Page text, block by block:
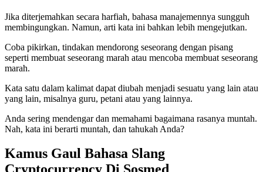
Jika diterjemahkan secara harfiah, bahasa manajemennya sungguh
membingungkan. Namun, arti kata ini bahkan lebih mengejutkan.
Coba pikirkan, tindakan mendorong seseorang dengan pisang
seperti membuat seseorang marah atau mencoba membuat seseorang
marah.
Kata satu dalam kalimat dapat diubah menjadi sesuatu yang lain atau
yang lain, misalnya guru, petani atau yang lainnya.
Anda sering mendengar dan memahami bagaimana rasanya muntah.
Nah, kata ini berarti muntah, dan tahukah Anda?
Kamus Gaul Bahasa Slang